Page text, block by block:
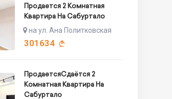
Продается 2 Комнатная
Квартира На Сабуртало
на ул. Ана Политковская
301634
ПродаетсяСдаётся 2
Комнатная Квартира На
Сабуртало